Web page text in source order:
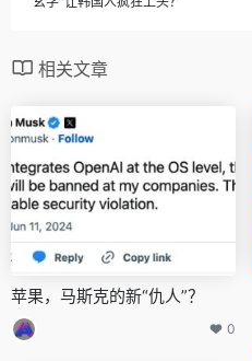
相关文章
苹果，马斯克的新“仇人”？
0